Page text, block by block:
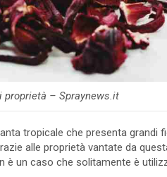
proprietà – Spraynews.it
tropicale che presenta grandi
alle proprietà vantate da
è un caso che solitamente è